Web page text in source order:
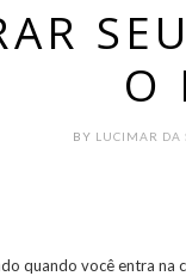
O
BY LUCIMAR DA
quando você entra na